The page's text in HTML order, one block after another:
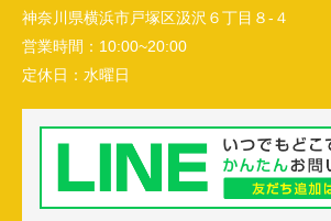
神奈川県横浜市戸塚区汲沢６丁目８-４
営業時間： 10:00~20:00
定休日： 水曜日